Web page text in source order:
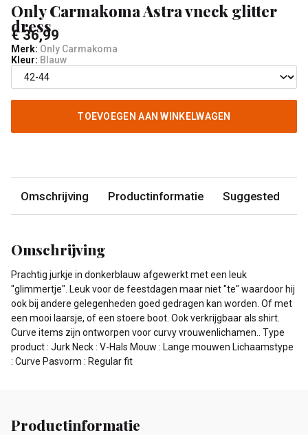
Only Carmakoma Astra vneck glitter
dress
€ 36,99
Merk: Only Carmakoma
Kleur: Blauw
TOEVOEGEN AAN WINKELWAGEN
Omschrijving Productinformatie Suggested
Omschrijving
Prachtig jurkje in donkerblauw afgewerkt met een leuk
"glimmertje". Leuk voor de feestdagen maar niet "te" waardoor hij
ook bij andere gelegenheden goed gedragen kan worden. Of met
een mooi laarsje, of een stoere boot. Ook verkrijgbaar als shirt.
Curve items zijn ontworpen voor curvy vrouwenlichamen.. Type
product : Jurk Neck : V-Hals Mouw : Lange mouwen Lichaamstype
: Curve Pasvorm : Regular fit
Productinformatie